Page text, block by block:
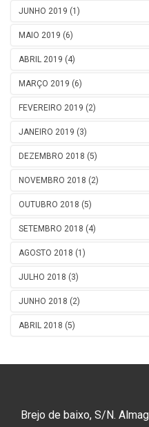
JUNHO 2019 (1)
MAIO 2019 (6)
ABRIL 2019 (4)
MARÇO 2019 (6)
FEVEREIRO 2019 (2)
JANEIRO 2019 (3)
DEZEMBRO 2018 (5)
NOVEMBRO 2018 (2)
OUTUBRO 2018 (5)
SETEMBRO 2018 (4)
AGOSTO 2018 (1)
JULHO 2018 (3)
JUNHO 2018 (2)
ABRIL 2018 (5)
Brejo de baixo, S/N.